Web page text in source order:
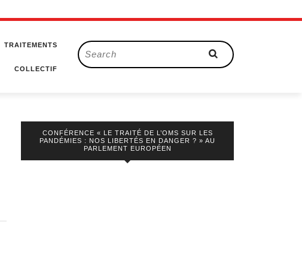
TRAITEMENTS
COLLECTIF
Search
for:
CONFÉRENCE « LE TRAITÉ DE L’OMS SUR LES
PANDÉMIES : NOS LIBERTÉS EN DANGER ? » AU
PARLEMENT EUROPÉEN